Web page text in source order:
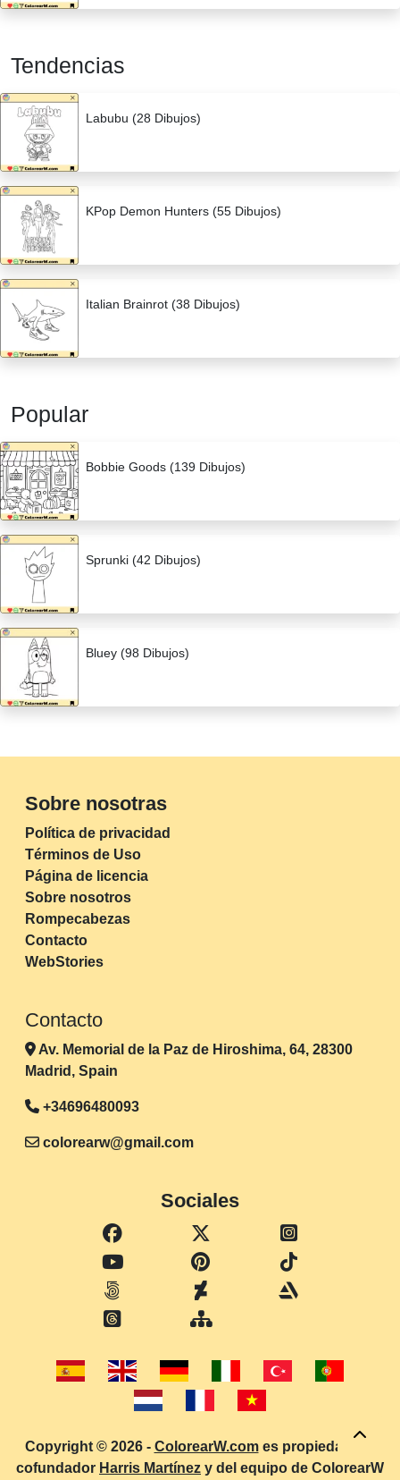
Tendencias
Labubu (28 Dibujos)
KPop Demon Hunters (55 Dibujos)
Italian Brainrot (38 Dibujos)
Popular
Bobbie Goods (139 Dibujos)
Sprunki (42 Dibujos)
Bluey (98 Dibujos)
Sobre nosotras
Política de privacidad
Términos de Uso
Página de licencia
Sobre nosotros
Rompecabezas
Contacto
WebStories
Contacto
Av. Memorial de la Paz de Hiroshima, 64, 28300
Madrid, Spain
+34696480093
colorearw@gmail.com
Sociales
Copyright © 2026 - ColorearW.comes propiedad del
cofundador Harris Martínez y del equipo de ColorearW